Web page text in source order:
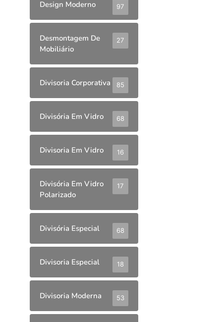
Design Moderno 97
Desmontagem De
Mobiliário
27
Divisoria Corporativa 85
Divisória Em Vidro 68
Divisoria Em Vidro 16
Divisória Em Vidro
Polarizado
17
Divisória Especial 68
Divisoria Especial 18
Divisoria Moderna 53